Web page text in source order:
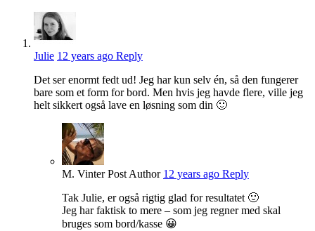
Julie 12 years ago Reply
Det ser enormt fedt ud! Jeg har kun selv én, så den fungerer
bare som et form for bord. Men hvis jeg havde flere, ville jeg
helt sikkert også lave en løsning som din 🙂
M. Vinter Post Author 12 years ago Reply
Tak Julie, er også rigtig glad for resultatet 🙂
Jeg har faktisk to mere – som jeg regner med skal
bruges som bord/kasse 😀